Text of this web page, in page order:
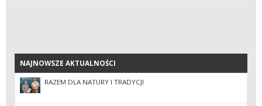
NAJNOWSZE AKTUALNOŚCI
NAJNOWSZE AKTUALNOŚCI
RAZEM DLA NATURY I TRADYCJI